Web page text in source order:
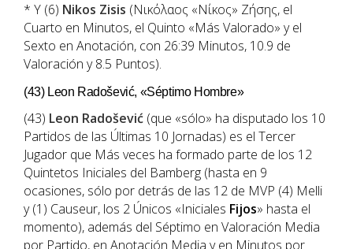
* Y (6) Nikos Zisis (Νικόλαος «Νίκος» Ζήσης, el
Cuarto en Minutos, el Quinto «Más Valorado» y el
Sexto en Anotación, con 26:39 Minutos, 10.9 de
Valoración y 8.5 Puntos).
(43) Leon Radošević, «Séptimo Hombre»
(43) Leon Radošević (que «sólo» ha disputado los 10
Partidos de las Últimas 10 Jornadas) es el Tercer
Jugador que Más veces ha formado parte de los 12
Quintetos Iniciales del Bamberg (hasta en 9
ocasiones, sólo por detrás de las 12 de MVP (4) Melli
y (1) Causeur, los 2 Únicos «Iniciales Fijos» hasta el
momento), además del Séptimo en Valoración Media
por Partido, en Anotación Media y en Minutos por